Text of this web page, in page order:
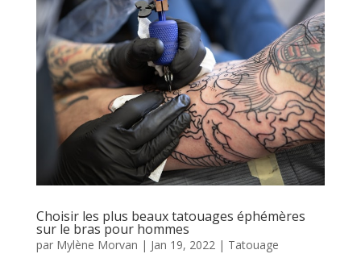
Choisir les plus beaux tatouages éphémères
sur le bras pour hommes
par Mylène Morvan | Jan 19, 2022| Tatouage